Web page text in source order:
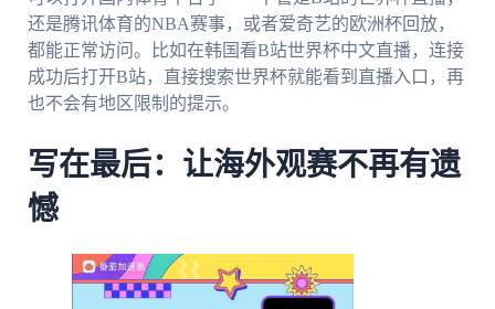
还是腾讯体育的NBA赛事，或者爱奇艺的欧洲杯回放，
都能正常访问。比如在韩国看B站世界杯中文直播，连接
成功后打开B站，直接搜索世界杯就能看到直播入口，再
也不会有地区限制的提示。
写在最后：让海外观赛不再有遗
憾